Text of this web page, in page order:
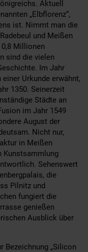
Aktuell
„Elbflorenz“,
ist. Nimmt man die
und Meißen
Millionen
sind die vielen
Im Jahr
Urkunde erwähnt,
1350. Seinerzeit
Städte an
im Jahr 1549
August der
Nicht nur,
in Meißen
Kunstsammlung
Sehenswert
die
Pilnitz und
fungiert die
genießen
Ausblick über
Bezeichnung „Silicon